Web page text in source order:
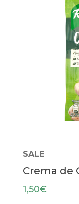
SALE
Crema de
1,50€